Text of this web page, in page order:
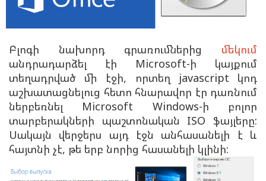
Բլոգի նախորդ գրառումներից մեկում
անդրադարձել էի Microsoft-ի կայքում
տեղադրված մի էջի, որտեղ javascript կոդ
աշխատացնելուց հետո հնարավոր էր դառնում
ներբեռնել Microsoft Windows-ի բոլոր
տարբերակների պաշտոնական ISO ֆայլերը:
Սակայն վերջերս այդ էջն անհասանելի է և
հայտնի չէ, թե երբ նորից հասանելի կլինի: